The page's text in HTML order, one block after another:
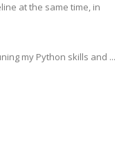
at the same time, in
my Python skills and ...